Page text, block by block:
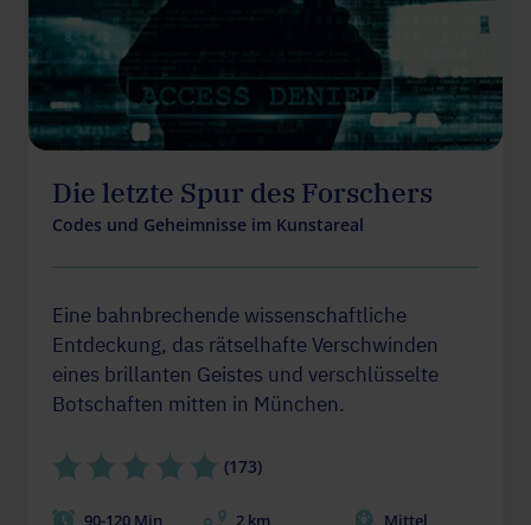
Die letzte Spur des Forschers
Codes und Geheimnisse im Kunstareal
Eine bahnbrechende wissenschaftliche
Entdeckung, das rätselhafte Verschwinden
eines brillanten Geistes und verschlüsselte
Botschaften mitten in München.
(173)
90-120 Min 2 km
Mittel